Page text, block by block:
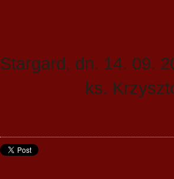
ks. Krzysztof